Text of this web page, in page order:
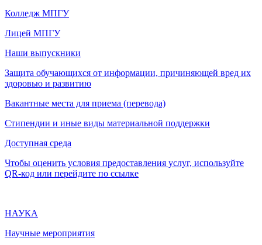
Колледж МПГУ
Лицей МПГУ
Наши выпускники
Защита обучающихся от информации, причиняющей вред их
здоровью и развитию
Вакантные места для приема (перевода)
Стипендии и иные виды материальной поддержки
Доступная среда
Чтобы оценить условия предоставления услуг, используйте
QR-код или перейдите по ссылке
НАУКА
Научные мероприятия